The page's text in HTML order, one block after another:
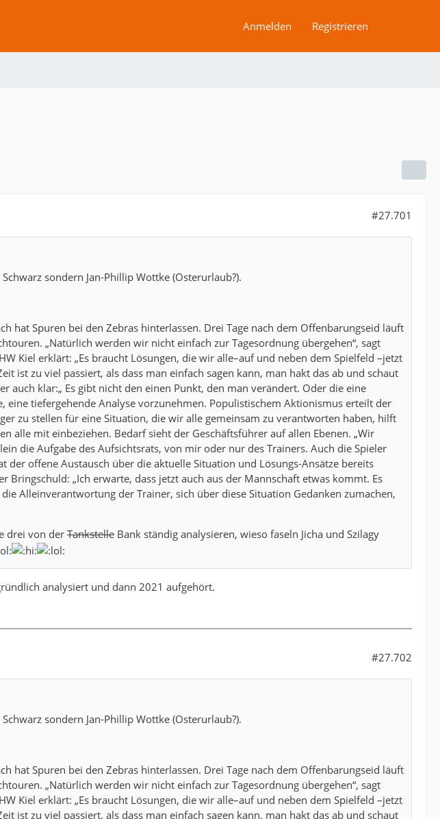
Anmelden Registrieren
#27.701
sondern Jan-Phillip Wottke (Osterurlaub?).
hat Spuren bei den Zebras hinterlassen. Drei Tage nach dem Offenbarungseid läuft
„Natürlich werden wir nicht einfach zur Tagesordnung übergehen“, sagt
Kiel erklärt: „Es braucht Lösungen, die wir alle–auf und neben dem Spielfeld –jetzt
ist zu viel passiert, als dass man einfach sagen kann, man hakt das ab und schaut
auch klar:„ Es gibt nicht den einen Punkt, den man verändert. Oder die eine
eine tiefergehende Analyse vorzunehmen. Populistischem Aktionismus erteilt der
zu stellen für eine Situation, die wir alle gemeinsam zu verantworten haben, hilft
alle mit einbeziehen. Bedarf sieht der Geschäftsführer auf allen Ebenen. „Wir
die Aufgabe des Aufsichtsrats, von mir oder nur des Trainers. Auch die Spieler
der offene Austausch über die aktuelle Situation und Lösungs-Ansätze bereits
Bringschuld: „Ich erwarte, dass jetzt auch aus der Mannschaft etwas kommt. Es
Alleinverantwortung der Trainer, sich über diese Situation Gedanken zumachen,
drei von der Tankstelle Bank ständig analysieren, wieso faseln Jicha und Szilagy
analysiert und dann 2021 aufgehört.
#27.702
sondern Jan-Phillip Wottke (Osterurlaub?).
hat Spuren bei den Zebras hinterlassen. Drei Tage nach dem Offenbarungseid läuft
„Natürlich werden wir nicht einfach zur Tagesordnung übergehen“, sagt
Kiel erklärt: „Es braucht Lösungen, die wir alle–auf und neben dem Spielfeld –jetzt
ist zu viel passiert, als dass man einfach sagen kann, man hakt das ab und schaut